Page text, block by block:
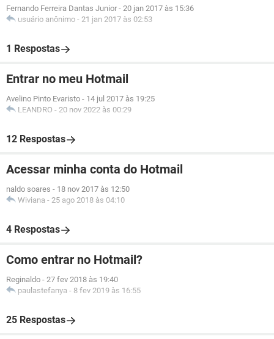
Fernando Ferreira Dantas Junior - 20 jan 2017 às 15:36
usuário anônimo - 21 jan 2017 às 02:53
1 Respostas
Entrar no meu Hotmail
Avelino Pinto Evaristo - 14 jul 2017 às 19:25
LEANDRO - 20 nov 2022 às 00:29
12 Respostas
Acessar minha conta do Hotmail
naldo soares - 18 nov 2017 às 12:50
Wiviana - 25 ago 2018 às 04:10
4 Respostas
Como entrar no Hotmail?
Reginaldo - 27 fev 2018 às 19:40
paulastefanya - 8 fev 2019 às 16:55
25 Respostas